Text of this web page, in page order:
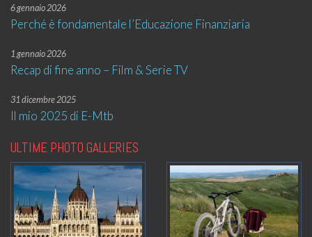
6 gennaio 2026
Perché è fondamentale l’Educazione Finanziaria
1 gennaio 2026
Recap di fine anno – Film & Serie TV
31 dicembre 2025
Il mio 2025 di E-Mtb
ULTIME PHOTO GALLERIES